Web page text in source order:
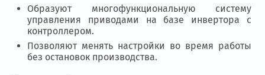
Образуют многофункциональную систему
управления приводами на базе инвертора с
контроллером.
Позволяют менять настройки во время работы
без остановок производства.